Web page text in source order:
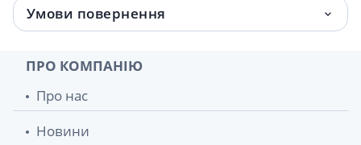
Умови повернення
ПРО КОМПАНІЮ
Про нас
Новини